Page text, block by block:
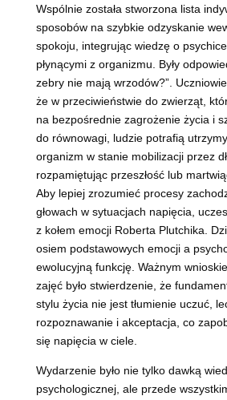
Wspólnie została stworzona lista
sposobów na szybkie odzyskanie
spokoju, integrując wiedzę o
płynącymi z organizmu. Były
zebry nie mają wrzodów?”.
że w przeciwieństwie do zwierząt,
na bezpośrednie zagrożenie życia i
do równowagi, ludzie potrafią
organizm w stanie mobilizacji przez
rozpamiętując przeszłość lub
Aby lepiej zrozumieć procesy
głowach w sytuacjach napięcia,
z kołem emocji Roberta Plutchika.
osiem podstawowych emocji a
ewolucyjną funkcję. Ważnym
zajęć było stwierdzenie, że
stylu życia nie jest tłumienie uczuć,
rozpoznawanie i akceptacja, co
się napięcia w ciele.
Wydarzenie było nie tylko dawką
psychologicznej, ale przede